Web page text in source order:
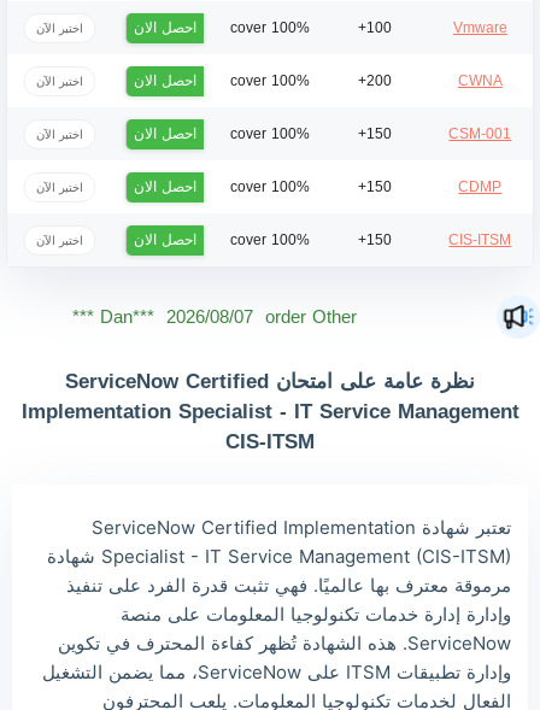
Vmware
100+
100% cover احصل الان اختبر الآن
CWNA
200+
100% cover احصل الان اختبر الآن
CSM-001
150+
100% cover احصل الان اختبر الآن
CDMP
150+
100% cover احصل الان اختبر الآن
CIS-ITSM
150+
100% cover احصل الان اختبر الآن
Dan*** 2026/08/07 order Other ***
Owe*** 2026/08/07 order Other ***
2026/08/07 order Other ***
Wil*** 2026/08/07 order Other ***
Luc*** 2026/08/07 order Other ***
نظرة عامة على امتحان ServiceNow Certified
Implementation Specialist - IT Service Management
CIS-ITSM
تعتبر شهادة ServiceNow Certified Implementation
Specialist - IT Service Management (CIS-ITSM) شهادة
مرموقة معترف بها عالميًا. فهي تثبت قدرة الفرد على تنفيذ
وإدارة إدارة خدمات تكنولوجيا المعلومات على منصة
ServiceNow. هذه الشهادة تُظهر كفاءة المحترف في تكوين
وإدارة تطبيقات ITSM على ServiceNow، مما يضمن التشغيل
الفعال لخدمات تكنولوجيا المعلومات. يلعب المحترفون